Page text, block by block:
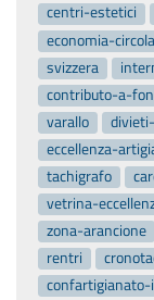
centri-estetici
economia-
svizzera
contributo-a-
varallo
eccellenza-
tachigrafo
vetrina-
zona-arancione
rentri